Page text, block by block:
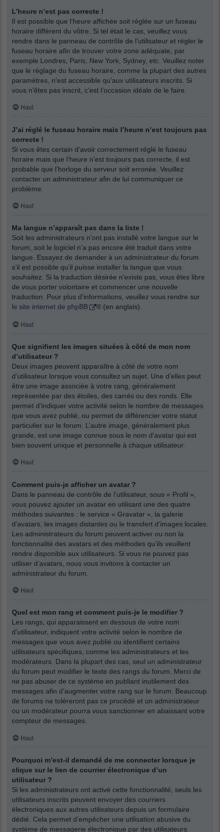
L’heure n’est pas correcte !
Il est possible que l’heure affichée soit réglée sur un fuseau
horaire différent du vôtre. Si tel était le cas, veuillez vous
rendre dans le panneau de contrôle de l’utilisateur et régler le
fuseau horaire afin de trouver votre zone adéquate, par
exemple Londres, Paris, New York, Sydney, etc. Veuillez noter
que le réglage du fuseau horaire, comme la plupart des autres
paramètres, n’est accessible qu’aux utilisateurs inscrits. Si
vous n’êtes pas inscrit, c’est l’occasion idéale de le faire.
Haut
J’ai réglé le fuseau horaire mais l’heure n’est toujours pas
correcte !
Si vous êtes certain d’avoir correctement réglé le fuseau
horaire mais que l’heure n’est toujours pas correcte, il est
probable que l’horloge du serveur soit erronée. Veuillez
contacter un administrateur afin de lui communiquer ce
problème.
Haut
Ma langue n’apparaît pas dans la liste !
Soit les administrateurs n’ont pas installé votre langue sur le
forum, soit le logiciel n’a pas encore été traduit dans votre
langue. Essayez de demander à un administrateur du forum
s’il est possible qu’il puisse installer la langue que vous
souhaitez. Si la traduction désirée n’existe pas, vous êtes libre
de vous porter volontaire et commencer une nouvelle
traduction. Pour plus d’informations, veuillez vous rendre sur
le site internet de phpBB
® (en anglais).
Haut
Que signifient les images situées à côté de mon nom
d’utilisateur ?
Deux images peuvent apparaître à côté de votre nom
d’utilisateur lorsque vous consultez un sujet. Une d’elles peut
être une image associée à votre rang, généralement
représentée par des étoiles, des carrés ou des ronds. Elle
permet d’indiquer votre activité selon le nombre de messages
que vous avez publié, ou permet de différencier votre statut
particulier sur le forum. L’autre image, généralement plus
grande, est une image connue sous le nom d’avatar qui est
bien souvent unique et personnelle à chaque utilisateur.
Haut
Comment puis-je afficher un avatar ?
Dans le panneau de contrôle de l’utilisateur, sous « Profil »,
vous pouvez ajouter un avatar en utilisant une des quatre
méthodes suivantes : le service « Gravatar », la galerie
d’avatars, les images distantes ou le transfert d’images locales.
Les administrateurs du forum peuvent activer ou non la
fonctionnalité des avatars et des méthodes qu’ils veuillent
rendre disponible aux utilisateurs. Si vous ne pouvez pas
utiliser d’avatars, nous vous invitons à contacter un
administrateur du forum.
Haut
Quel est mon rang et comment puis-je le modifier ?
Les rangs, qui apparaissent en dessous de votre nom
d’utilisateur, indiquent votre activité selon le nombre de
messages que vous avez publié ou identifient certains
utilisateurs spécifiques, comme les administrateurs et les
modérateurs. Dans la plupart des cas, seul un administrateur
du forum peut modifier le texte des rangs du forum. Merci de
ne pas abuser de ce système en publiant inutilement des
messages afin d’augmenter votre rang sur le forum. Beaucoup
de forums ne toléreront pas ce procédé et un administrateur
ou un modérateur pourra vous sanctionner en abaissant votre
compteur de messages.
Haut
Pourquoi m’est-il demandé de me connecter lorsque je
clique sur le lien de courrier électronique d’un
utilisateur ?
Si les administrateurs ont activé cette fonctionnalité, seuls les
utilisateurs inscrits peuvent envoyer des courriers
électroniques aux autres utilisateurs depuis un formulaire
dédié. Cela permet d’empêcher une utilisation abusive du
système de messagerie électronique par des utilisateurs